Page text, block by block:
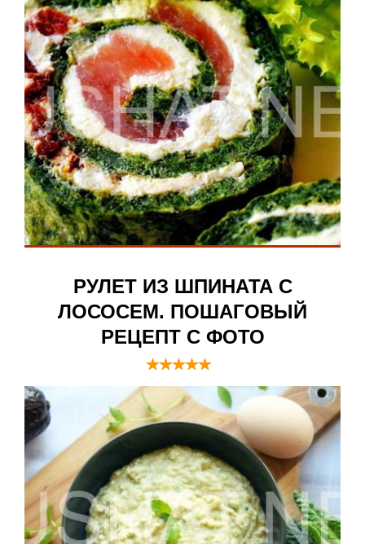
РУЛЕТ ИЗ ШПИНАТА С
ЛОСОСЕМ. ПОШАГОВЫЙ
РЕЦЕПТ С ФОТО